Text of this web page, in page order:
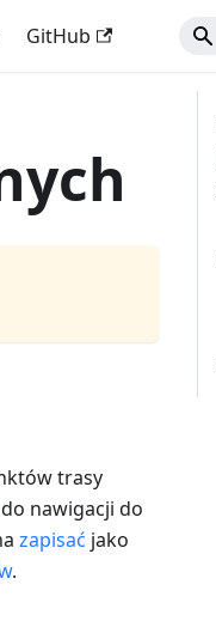
GitHub
trasy
nawigacji do
zapisać jako
.